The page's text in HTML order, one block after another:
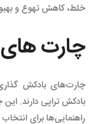
خلط، کاهش تهوع و
چارت
چارت‌های بادکش
بادکش تراپی دارند.
راهنمایی‌ها برای